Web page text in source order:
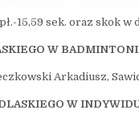
15,59 sek. oraz skok
W
Arkadiusz,
W